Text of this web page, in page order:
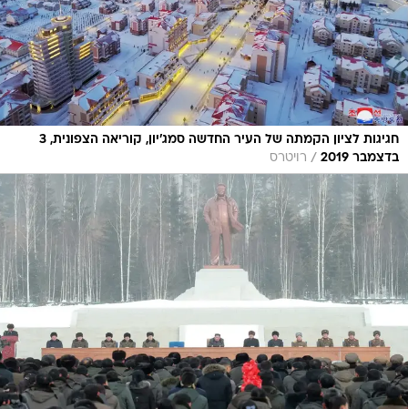
חגיגות לציון הקמתה של העיר החדשה סמג'יון, קוריאה הצפונית, 3
בדצמבר 2019
/ רויטרס